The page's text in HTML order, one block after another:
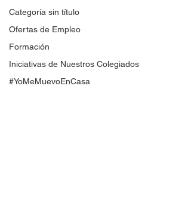
Categoría sin título
Ofertas de Empleo
Formación
Iniciativas de Nuestros Colegiados
#YoMeMuevoEnCasa